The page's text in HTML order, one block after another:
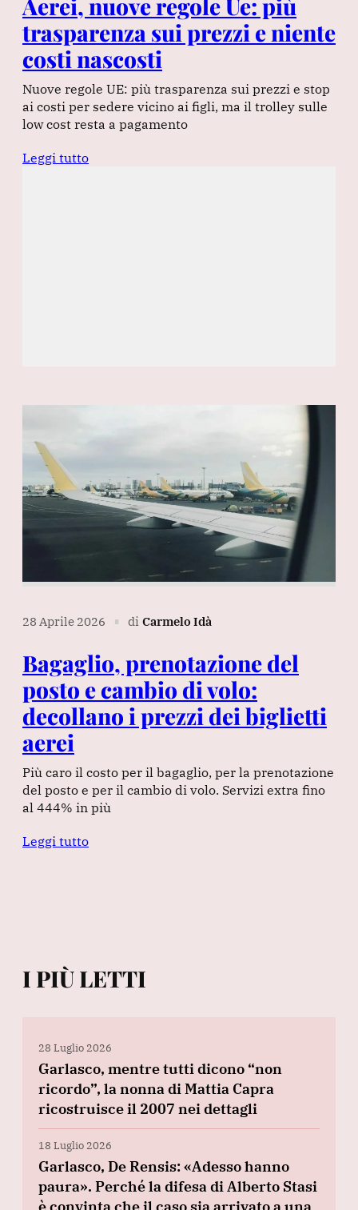
Aerei, nuove regole Ue: più
trasparenza sui prezzi e niente
costi nascosti
Nuove regole UE: più trasparenza sui prezzi e stop
ai costi per sedere vicino ai figli, ma il trolley sulle
low cost resta a pagamento
Leggi tutto
28 Aprile 2026 ∎ di Carmelo Idà
Bagaglio, prenotazione del
posto e cambio di volo:
decollano i prezzi dei biglietti
aerei
Più caro il costo per il bagaglio, per la prenotazione
del posto e per il cambio di volo. Servizi extra fino
al 444% in più
Leggi tutto
I PIÙ LETTI
28 Luglio 2026
Garlasco, mentre tutti dicono “non
ricordo”, la nonna di Mattia Capra
ricostruisce il 2007 nei dettagli
18 Luglio 2026
Garlasco, De Rensis: «Adesso hanno
paura». Perché la difesa di Alberto Stasi
è convinta che il caso sia arrivato a una